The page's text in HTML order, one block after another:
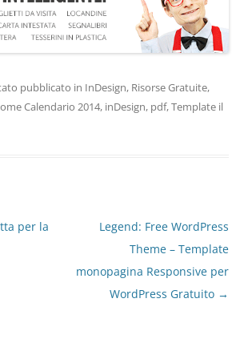
pubblicato in InDesign, Risorse Gratuite,
Calendario 2014, inDesign, pdf,Template il
per la
Legend: Free WordPress
Theme – Template
monopagina Responsive per
WordPress Gratuito →